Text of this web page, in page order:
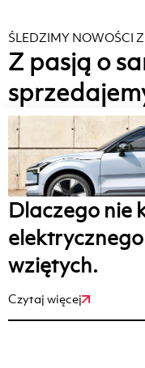
ŚLEDZIMY NOWOŚCI
Z pasją o
Dlaczego nie
wziętych.
Czytaj więcej